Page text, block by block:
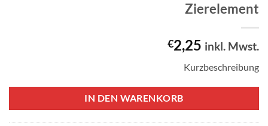
Zierelement
€2,25 inkl. Mwst.
Kurzbeschreibung
IN DEN WARENKORB